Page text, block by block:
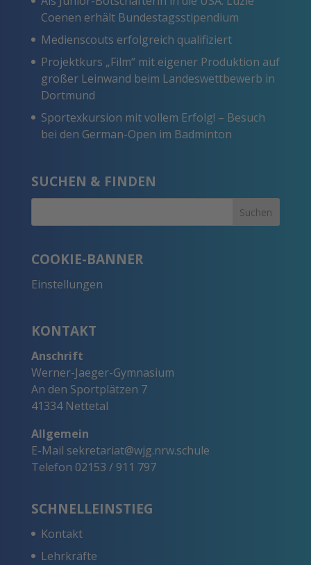
Coenen erhält Bundestagsstipendium
Medienscouts erfolgreich qualifiziert
Projektkurs „Film“ mit eigener Produktion auf
großer Leinwand beim Landeswettbewerb in
Dortmund
Sportexkursion mit vollem Erfolg! – Besuch
bei den German-Open im Badminton
SUCHEN & FINDEN
COOKIE-BANNER
Einstellungen
KONTAKT
Anschrift
Werner-Jaeger-Gymnasium
An den Sportplätzen 7
41334 Nettetal
Allgemein
E-Mail sekretariat@wjg.nrw.schule
Telefon 02153 / 911 797
SCHNELLEINSTIEG
Kontakt
Lehrkräfte